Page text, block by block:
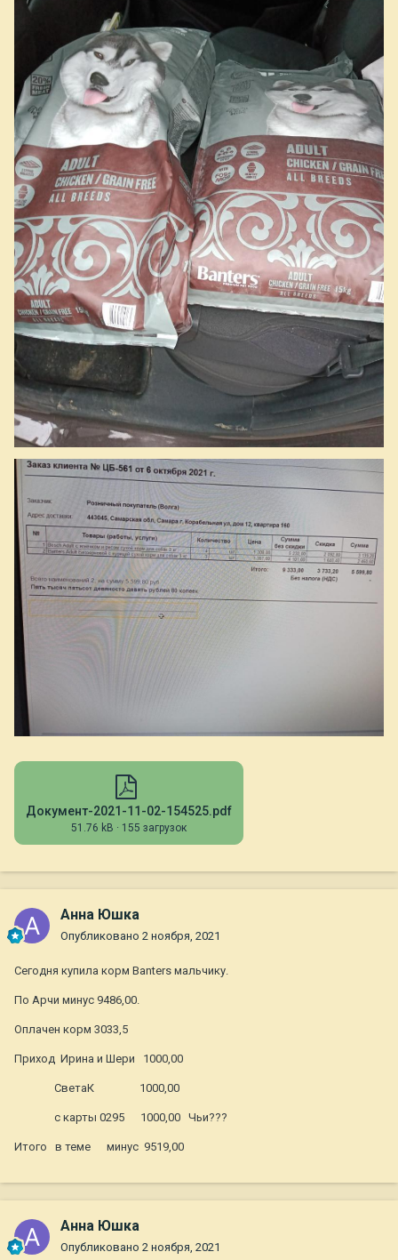
Документ-2021-11-02-154525.pdf
51.76 kB · 155 загрузок
Анна Юшка
Опубликовано 2 ноября, 2021
Сегодня купила корм Banters мальчику.
По Арчи минус 9486,00.
Оплачен корм 3033,5
Приход Ирина и Шери 1000,00
СветаК 1000,00
с карты 0295 1000,00 Чьи???
Итого в теме минус 9519,00
Анна Юшка
Опубликовано 2 ноября, 2021